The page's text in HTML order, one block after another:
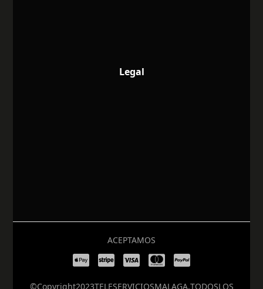
Legal
© Copyright 2023 TELESERVICIOS MALAGA. TODOS LOS
ACEPTAMOS